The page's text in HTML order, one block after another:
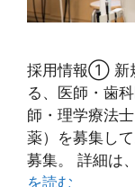
採用情報① 新
る、医師・歯
師・理学療法
薬）を募集し
募集。 詳細は
を読む